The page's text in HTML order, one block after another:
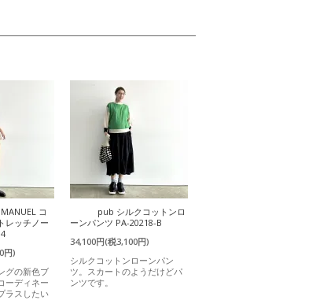
コ
レッチノー
円)
グの新色ブ
ーディネー
ラスしたい
pub シルクコットンロ
ーンパンツ PA-20218-B
34,100円(税3,100円)
シルクコットンローンパン
ツ。スカートのようだけどパ
ンツです。